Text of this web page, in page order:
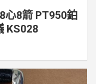
心8箭 PT950鉑
KS028